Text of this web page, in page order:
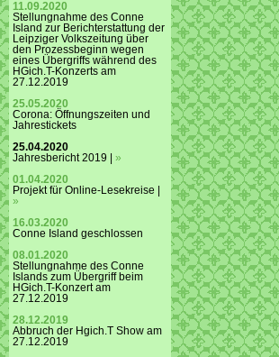
11.09.2020
Stellungnahme des Conne
Island zur Berichterstattung der
Leipziger Volkszeitung über
den Prozessbeginn wegen
eines Übergriffs während des
HGich.T-Konzerts am
27.12.2019
25.05.2020
Corona: Öffnungszeiten und
Jahrestickets
25.04.2020
Jahresbericht 2019 | »
01.04.2020
Projekt für Online-Lesekreise |
»
16.03.2020
Conne Island geschlossen
08.01.2020
Stellungnahme des Conne
Islands zum Übergriff beim
HGich.T-Konzert am
27.12.2019
28.12.2019
Abbruch der Hgich.T Show am
27.12.2019